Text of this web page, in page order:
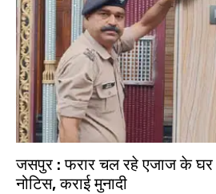
जसपुर : फरार चल रहे एजाज के घर
नोटिस, कराई मुनादी